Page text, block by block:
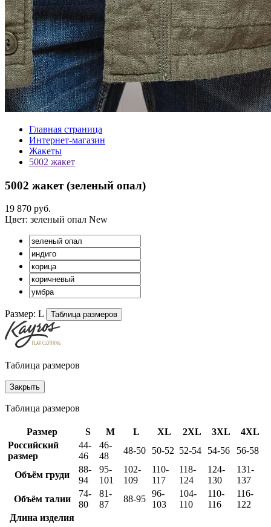
Главная страница
Интернет-магазин
Жакеты
5002 жакет
5002 жакет (зеленый опал)
19 870 руб.
Цвет: зеленый опал New
Размер: L Таблица размеров
Таблица размеров
Закрыть
Таблица размеров
Размер S M L XL 2XL 3XL
4XL
Российский
размер
44-
46
46-
48
48-50 50-52 52-54 54-56 56-58
Объём груди
88-
94
95-
101
102-
109
110-
117
118-
124
124-
130
131-
137
Объём талии
74-
80
81-
87
88-95
96-
103
104-
110
110-
116
116-
122
Длина изделия